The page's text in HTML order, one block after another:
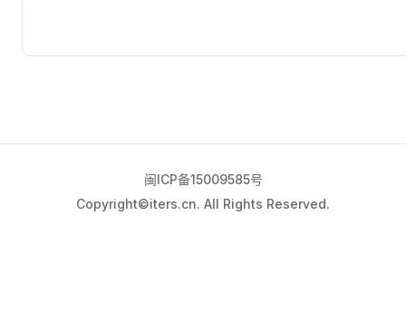
闽ICP备15009585号
Copyright©iters.cn. All Rights Reserved.